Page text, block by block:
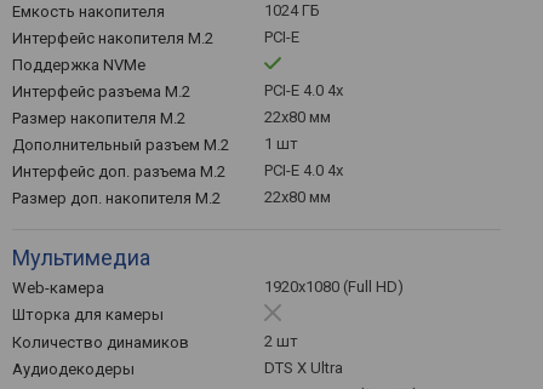
Емкость накопителя
1024 ГБ
Интерфейс накопителя M.2
PCI-E
Поддержка NVMe
Интерфейс разъема M.2
PCI-E 4.0 4x
Размер накопителя M.2
22x80 мм
Дополнительный разъем M.2
1 шт
Интерфейс доп. разъема M.2
PCI-E 4.0 4x
Размер доп. накопителя M.2
22x80 мм
Мультимедиа
Web-камера
1920x1080 (Full HD)
Шторка для камеры
Количество динамиков
2 шт
Аудиодекодеры
DTS X Ultra